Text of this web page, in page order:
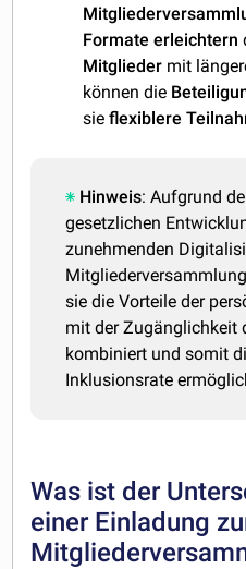
Formate erleichtern
Mitglieder mit
können die
sieflexiblere
Hinweis: Aufgrund
gesetzlichen
zunehmenden
sie die Vorteile der
mit der Zugänglichkeit
kombiniert und somit
Inklusionsrate
Was ist der
einer Einladung